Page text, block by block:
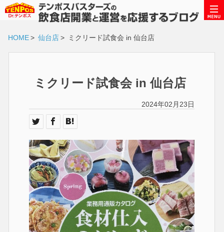
HOME> 仙台店> ミクリード試食会 in 仙台店
ミクリード試食会 in 仙台店
2024年02月23日